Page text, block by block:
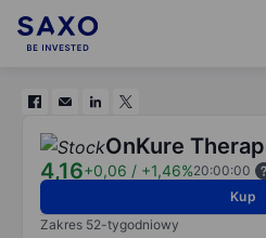
OnKure
4,16+0,06 / +1,46%20:00:00
Kup
Zakres 52-tygodniowy